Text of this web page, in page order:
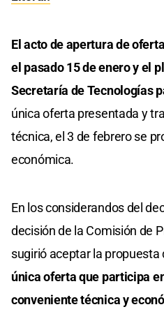
El acto de apertura de
el pasado 15 de enero y el
Secretaría de Tecnologías
única oferta presentada y
técnica, el 3 de febrero se
económica.
En los considerandos del
decisión de la Comisión de
sugirió aceptar la
única oferta que participa
conveniente técnica y